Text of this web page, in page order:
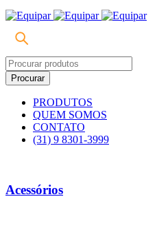
PRODUTOS
QUEM SOMOS
CONTATO
(31) 9 8301-3999
Acessórios